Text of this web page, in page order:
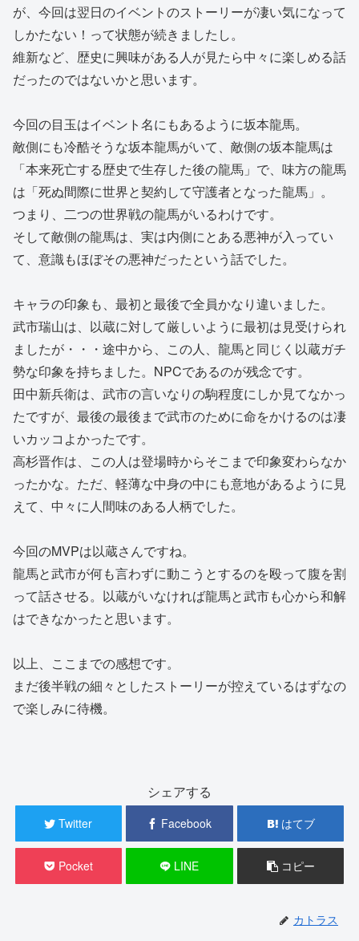
が、今回は翌日のイベントのストーリーが凄い気になって
しかたない！って状態が続きましたし。
維新など、歴史に興味がある人が見たら中々に楽しめる話
だったのではないかと思います。
今回の目玉はイベント名にもあるように坂本龍馬。
敵側にも冷酷そうな坂本龍馬がいて、敵側の坂本龍馬は
「本来死亡する歴史で生存した後の龍馬」で、味方の龍馬
は「死ぬ間際に世界と契約して守護者となった龍馬」。
つまり、二つの世界戦の龍馬がいるわけです。
そして敵側の龍馬は、実は内側にとある悪神が入ってい
て、意識もほぼその悪神だったという話でした。
キャラの印象も、最初と最後で全員かなり違いました。
武市瑞山は、以蔵に対して厳しいように最初は見受けられ
ましたが・・・途中から、この人、龍馬と同じく以蔵ガチ
勢な印象を持ちました。NPCであるのが残念です。
田中新兵衛は、武市の言いなりの駒程度にしか見てなかっ
たですが、最後の最後まで武市のために命をかけるのは凄
いカッコよかったです。
高杉晋作は、この人は登場時からそこまで印象変わらなか
ったかな。ただ、軽薄な中身の中にも意地があるように見
えて、中々に人間味のある人柄でした。
今回のMVPは以蔵さんですね。
龍馬と武市が何も言わずに動こうとするのを殴って腹を割
って話させる。以蔵がいなければ龍馬と武市も心から和解
はできなかったと思います。
以上、ここまでの感想です。
まだ後半戦の細々としたストーリーが控えているはずなの
で楽しみに待機。
シェアする
Twitter Facebook はてブ
Pocket LINE コピー
カトラス